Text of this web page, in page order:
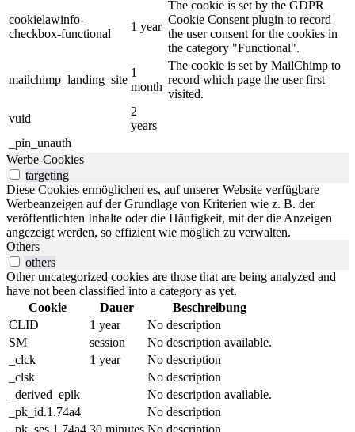
cookielawinfo-
checkbox-functional
1 year
The cookie is set by the GDPR
Cookie Consent plugin to record
the user consent for the cookies in
the category "Functional".
mailchimp_landing_site
1
month
The cookie is set by MailChimp to
record which page the user first
visited.
vuid
2
years
_pin_unauth
Werbe-Cookies
targeting
Diese Cookies ermöglichen es, auf unserer Website verfügbare
Werbeanzeigen auf der Grundlage von Kriterien wie z. B. der
veröffentlichten Inhalte oder die Häufigkeit, mit der die Anzeigen
angezeigt werden, so effizient wie möglich zu verwalten.
Others
others
Other uncategorized cookies are those that are being analyzed and
have not been classified into a category as yet.
Cookie
Dauer
Beschreibung
CLID
1 year
No description
SM
session
No description available.
_clck
1 year
No description
_clsk
No description
_derived_epik
No description available.
_pk_id.1.74a4
No description